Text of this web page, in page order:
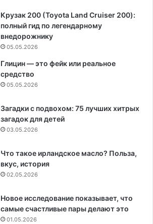
Крузак 200 (Toyota Land Cruiser 200):
полный гид по легендарному
внедорожнику
05.05.2026
Глицин — это фейк или реальное
средство
05.05.2026
Загадки с подвохом: 75 лучших хитрых
загадок для детей
03.05.2026
Что такое ирландское масло? Польза,
вкус, история
02.05.2026
Новое исследование показывает, что
самые счастливые пары делают это
01.05.2026